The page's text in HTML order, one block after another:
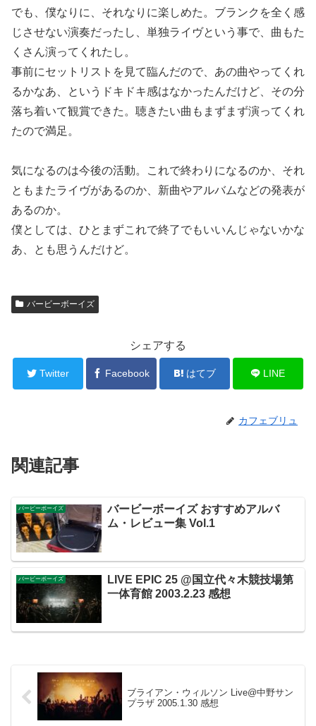
でも、僕なりに、それなりに楽しめた。ブランクを全く感
じさせない演奏だったし、単独ライヴという事で、曲もた
くさん演ってくれたし。
事前にセットリストを見て臨んだので、あの曲やってくれ
るかなあ、というドキドキ感はなかったんだけど、その分
落ち着いて観賞できた。聴きたい曲もまずまず演ってくれ
たので満足。
気になるのは今後の活動。これで終わりになるのか、それ
ともまたライヴがあるのか、新曲やアルバムなどの発表が
あるのか。
僕としては、ひとまずこれで終了でもいいんじゃないかな
あ、とも思うんだけど。
バービーボーイズ
シェアする
Twitter Facebook はてブ LINE
カフェブリュ
関連記事
バービーボーイズ
バービーボーイズ おすすめアルバ
ム・レビュー集 Vol.1
バービーボーイズ
LIVE EPIC 25 @国立代々木競技場第
一体育館 2003.2.23 感想
ブライアン・ウィルソン Live@中野サン
プラザ 2005.1.30 感想